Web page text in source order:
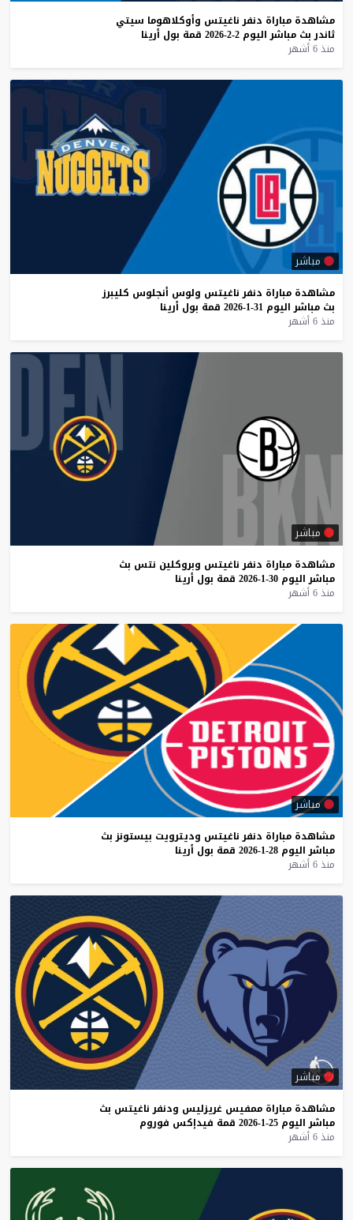
مشاهدة مباراة دنفر ناغيتس وأوكلاهوما سيتي
ثاندر بث مباشر اليوم 2-2-2026 قمة بول أرينا
منذ 6 أشهر
مباشر
مشاهدة مباراة دنفر ناغيتس ولوس أنجلوس كليبرز
بث مباشر اليوم 31-1-2026 قمة بول أرينا
منذ 6 أشهر
مباشر
مشاهدة مباراة دنفر ناغيتس وبروكلين نتس بث
مباشر اليوم 30-1-2026 قمة بول أرينا
منذ 6 أشهر
مباشر
مشاهدة مباراة دنفر ناغيتس وديترويت بيستونز بث
مباشر اليوم 28-1-2026 قمة بول أرينا
منذ 6 أشهر
مباشر
مشاهدة مباراة ممفيس غريزليس ودنفر ناغيتس بث
مباشر اليوم 25-1-2026 قمة فيدإكس فوروم
منذ 6 أشهر